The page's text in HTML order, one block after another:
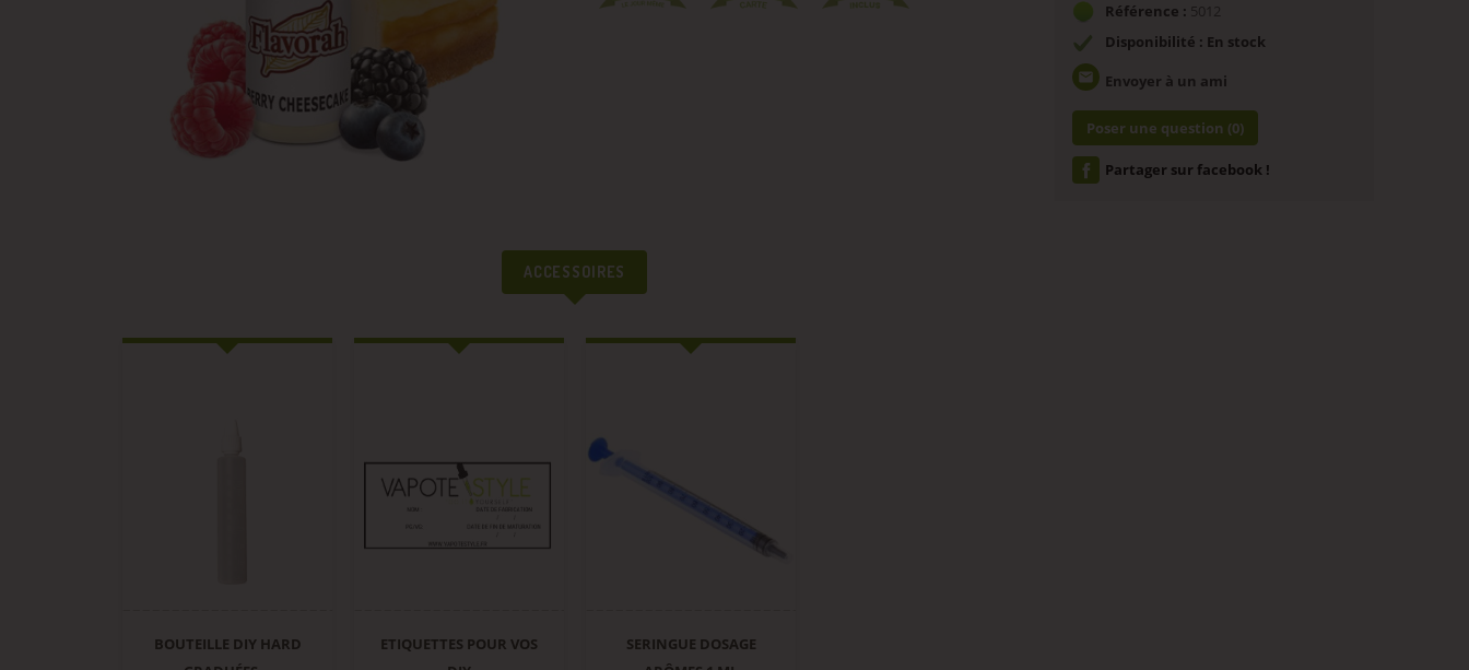
ACCESSOIRES
BOUTEILLE DIY HARD
ETIQUETTES POUR VOS
SERINGUE DOSAGE
Référence : 5012
Disponibilité : En stock
email Envoyer à un ami
Poser une question (0)
Partager sur facebook !